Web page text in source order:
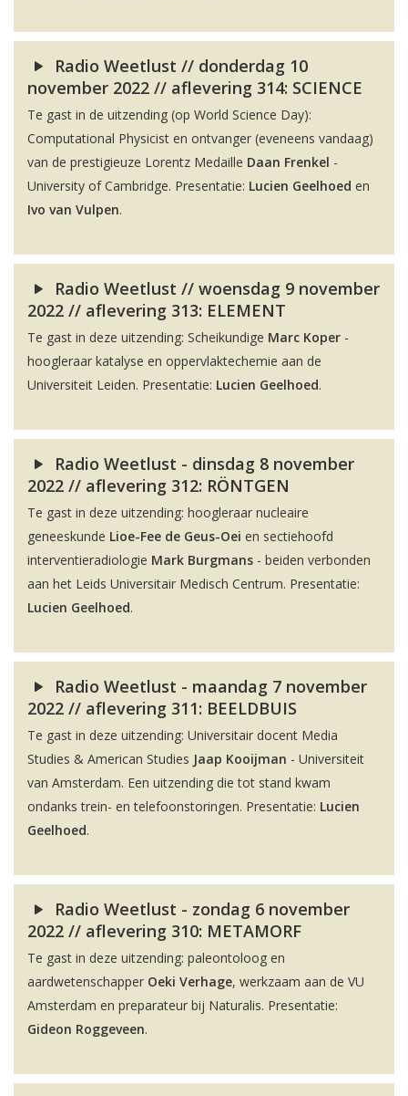
Radio Weetlust // donderdag 10
november 2022 // aflevering 314: SCIENCE
Te gast in de uitzending (op World Science Day):
Computational Physicist en ontvanger (eveneens vandaag)
van de prestigieuze Lorentz Medaille Daan Frenkel -
University of Cambridge. Presentatie: Lucien Geelhoed en
Ivo van Vulpen.
Radio Weetlust // woensdag 9 november
2022 // aflevering 313: ELEMENT
Te gast in deze uitzending: Scheikundige Marc Koper -
hoogleraar katalyse en oppervlaktechemie aan de
Universiteit Leiden. Presentatie: Lucien Geelhoed.
Radio Weetlust - dinsdag 8 november
2022 // aflevering 312: RÖNTGEN
Te gast in deze uitzending: hoogleraar nucleaire
geneeskunde Lioe-Fee de Geus-Oei en sectiehoofd
interventieradiologie Mark Burgmans - beiden verbonden
aan het Leids Universitair Medisch Centrum. Presentatie:
Lucien Geelhoed.
Radio Weetlust - maandag 7 november
2022 // aflevering 311: BEELDBUIS
Te gast in deze uitzending: Universitair docent Media
Studies & American Studies Jaap Kooijman - Universiteit
van Amsterdam. Een uitzending die tot stand kwam
ondanks trein- en telefoonstoringen. Presentatie: Lucien
Geelhoed.
Radio Weetlust - zondag 6 november
2022 // aflevering 310: METAMORF
Te gast in deze uitzending: paleontoloog en
aardwetenschapper Oeki Verhage, werkzaam aan de VU
Amsterdam en preparateur bij Naturalis. Presentatie:
Gideon Roggeveen.